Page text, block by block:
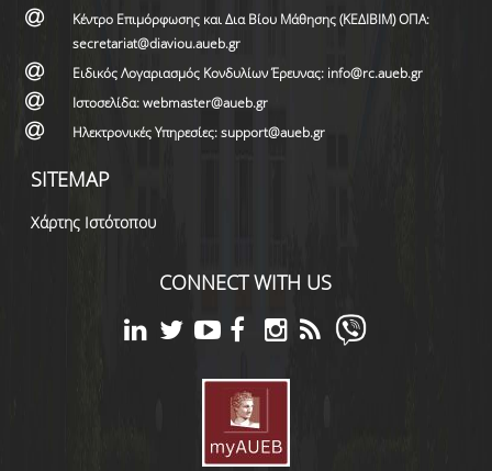
Κέντρο Επιμόρφωσης και Δια Βίου Μάθησης (ΚΕΔΙΒΙΜ) ΟΠΑ:
secretariat@diaviou.aueb.gr
Ειδικός Λογαριασμός Κονδυλίων Έρευνας: info@rc.aueb.gr
Ιστοσελίδα: webmaster@aueb.gr
Ηλεκτρονικές Υπηρεσίες: support@aueb.gr
SITEMAP
Χάρτης Ιστότοπου
CONNECT WITH US